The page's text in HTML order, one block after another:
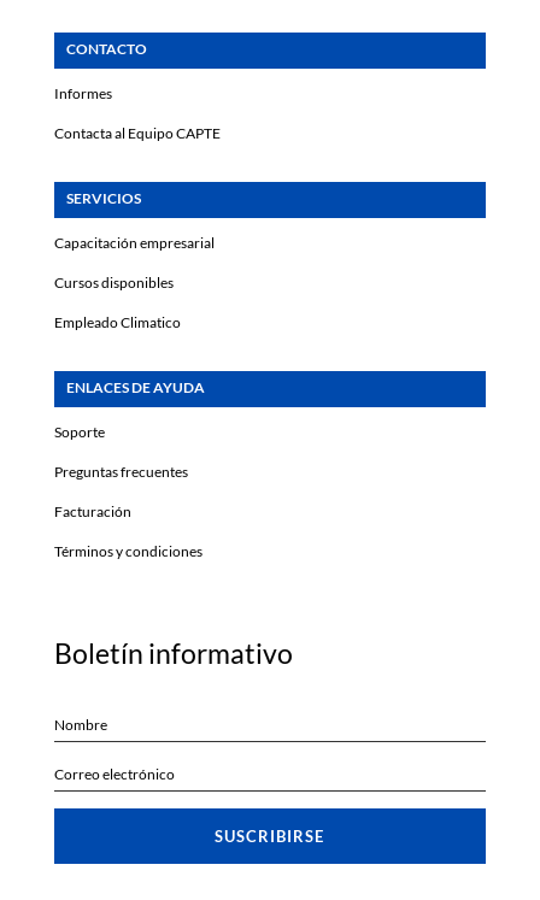
CONTACTO
Informes
Contacta al Equipo CAPTE
SERVICIOS
Capacitación empresarial
Cursos disponibles
Empleado Climatico
ENLACES DE AYUDA
Soporte
Preguntas frecuentes
Facturación
Términos y condiciones
Boletín informativo
SUSCRIBIRSE